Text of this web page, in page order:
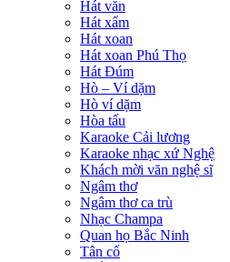
Hát văn
Hát xẩm
Hát xoan
Hát xoan Phú Thọ
Hát Đúm
Hò – Ví dặm
Hò ví dặm
Hòa tấu
Karaoke Cải lương
Karaoke nhạc xứ Nghệ
Khách mời văn nghệ sĩ
Ngâm thơ
Ngâm thơ ca trù
Nhạc Champa
Quan họ Bắc Ninh
Tân cổ